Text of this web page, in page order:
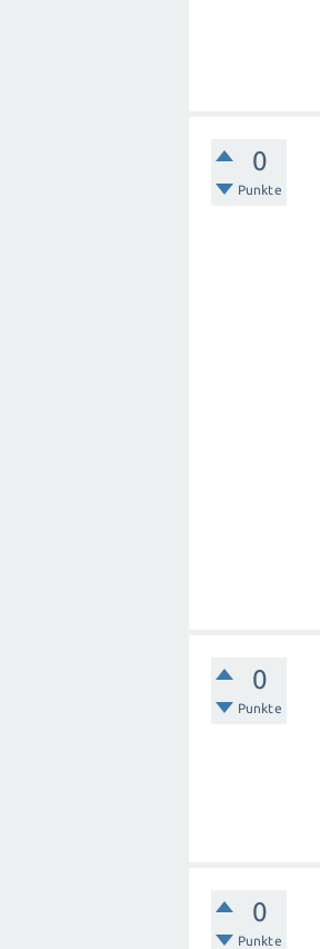
0
Punkte
0
Punkte
0
Punkte